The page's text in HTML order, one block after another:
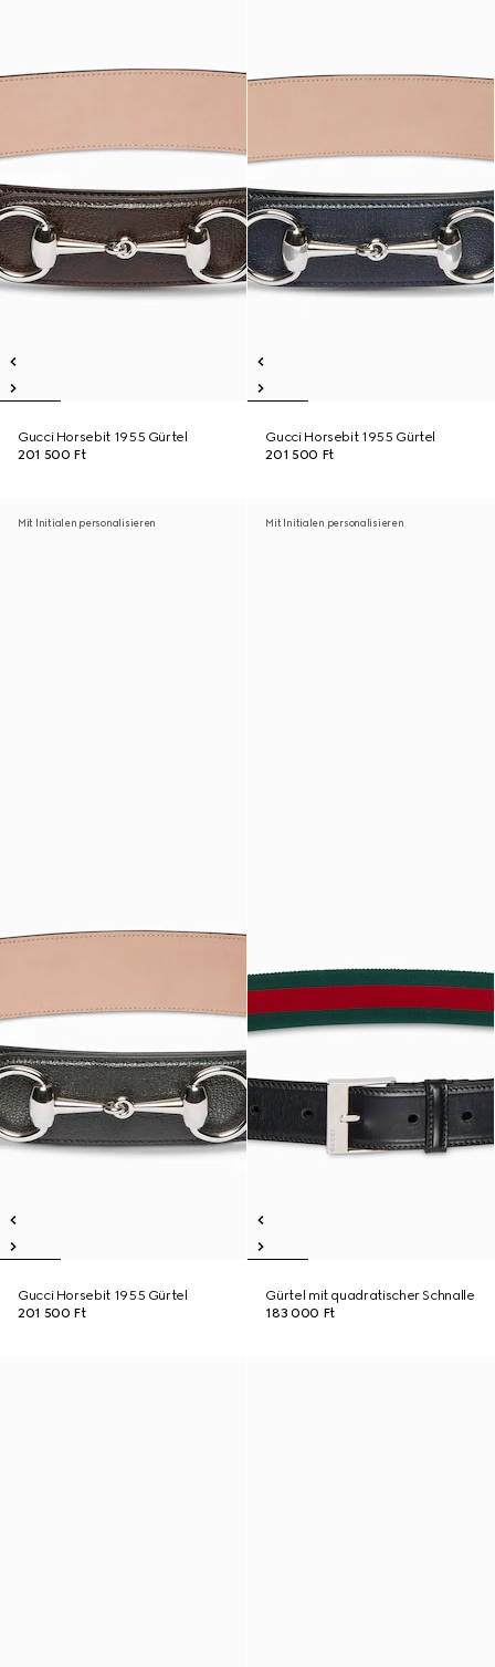
Gucci Horsebit 1955 Gürtel
201 500 Ft
Gucci Horsebit 1955 Gürtel
201 500 Ft
Mit Initialen personalisieren
Gucci Horsebit 1955 Gürtel
201 500 Ft
Mit Initialen personalisieren
Gürtel mit quadratischer Schnalle
183 000 Ft